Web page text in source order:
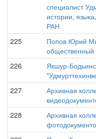
специалист
истории,
РАН
225
Попов Юрий
общественный
226
Якшур-
227
Архивная
228
Архивная